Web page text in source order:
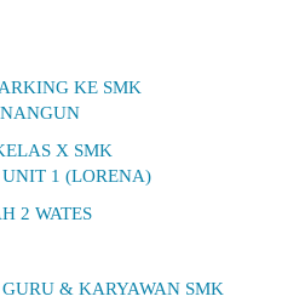
KE SMK
X SMK
1 (LORENA)
2 WATES
& KARYAWAN SMK